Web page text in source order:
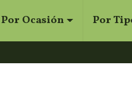
Por Ocasión Por
Cerrar
Buscar